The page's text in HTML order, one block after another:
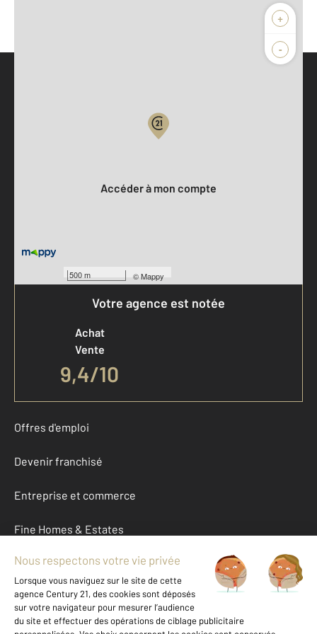
+
-
500 m ©Mappy
Accéder à mon compte
Votre agence est notée
Achat
Vente
9,4/10
Offres d'emploi
Devenir franchisé
Entreprise et commerce
Fine Homes & Estates
À propos
International
Nous contacter